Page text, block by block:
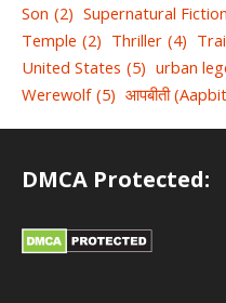
Son (2) Supernatural Fiction
Temple (2) Thriller (4)
United States (5) urban
Werewolf (5) आपबीती
DMCA Protected: